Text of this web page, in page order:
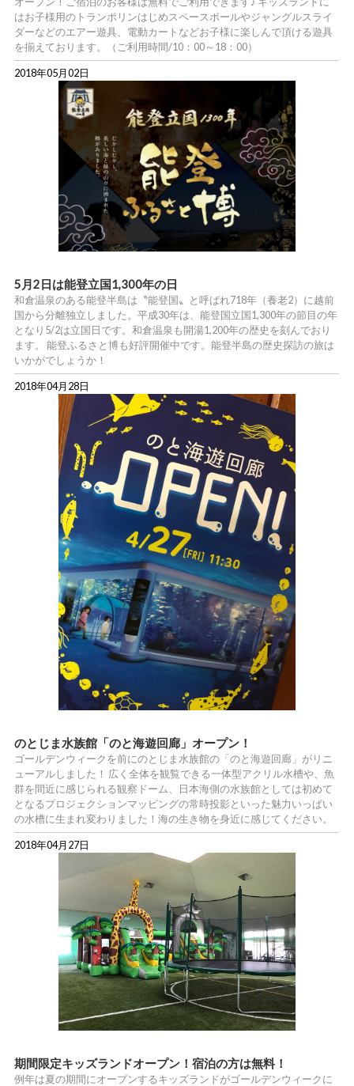
はお子様用のトランポリンはじめスペースボールやジャングルスライ
ダーなどのエアー遊具、電動カートなどお子様に楽しんで頂ける遊具
を揃えております。（ご利用時間/10：00～18：00）
2018年05月02日
5月2日は能登立国1,300年の日
和倉温泉のある能登半島は〝能登国〟と呼ばれ718年（養老2）に越前
国から分離独立しました。平成30年は、能登国立国1,300年の節目の年
となり5/2は立国日です。和倉温泉も開湯1,200年の歴史を刻んでおり
ます。 能登ふるさと博も好評開催中です。能登半島の歴史探訪の旅は
いかがでしょうか！
2018年04月28日
のとじま水族館「のと海遊回廊」オープン！
ゴールデンウィークを前にのとじま水族館の「のと海遊回廊」がリニ
ューアルしました！ 広く全体を観覧できる一体型アクリル水槽や、魚
群を間近に感じられる観察ドーム、日本海側の水族館としては初めて
となるプロジェクションマッピングの常時投影といった魅力いっぱい
の水槽に生まれ変わりました！海の生き物を身近に感じてください。
2018年04月27日
期間限定キッズランドオープン！宿泊の方は無料！
例年は夏の期間にオープンするキッズランドがゴールデンウィークに